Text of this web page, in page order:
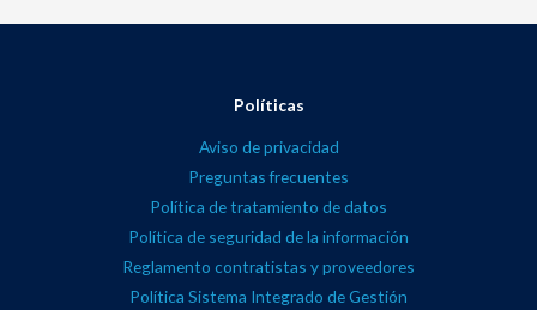
Políticas
Aviso de privacidad
Preguntas frecuentes
Política de tratamiento de datos
Política de seguridad de la información
Reglamento contratistas y proveedores
Política Sistema Integrado de Gestión